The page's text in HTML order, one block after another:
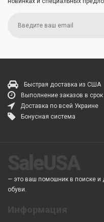
Быстрая доставка из США
Выполнение заказов в срок
Доставка по всей Украине
Бонусная система
— это ваш помошник в поиске и
обуви.